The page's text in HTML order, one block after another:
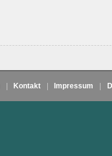
Kontakt Impressum